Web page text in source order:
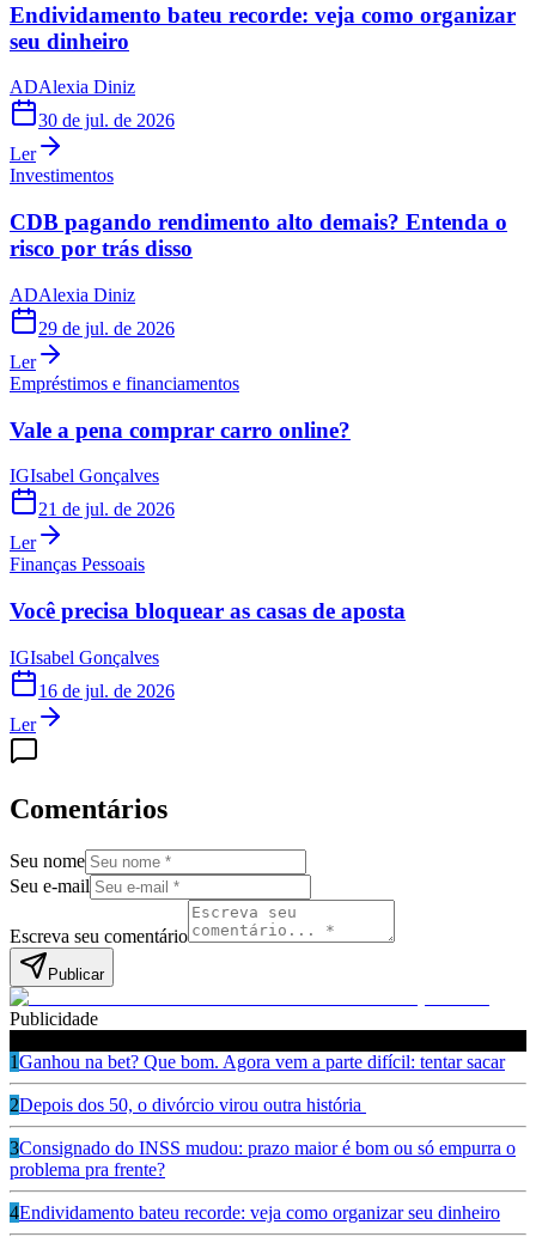
Endividamento bateu recorde: veja como organizar
seu dinheiro
ADAlexia Diniz
30 de jul. de 2026
Ler
Investimentos
CDB pagando rendimento alto demais? Entenda o
risco por trás disso
ADAlexia Diniz
29 de jul. de 2026
Ler
Empréstimos e financiamentos
Vale a pena comprar carro online?
IGIsabel Gonçalves
21 de jul. de 2026
Ler
Finanças Pessoais
Você precisa bloquear as casas de aposta
IGIsabel Gonçalves
16 de jul. de 2026
Ler
Comentários
Seu nome
Seu e-mail
Escreva seu comentário
Publicar
Publicidade
1Ganhou na bet? Que bom. Agora vem a parte difícil: tentar sacar
2Depois dos 50, o divórcio virou outra história
3Consignado do INSS mudou: prazo maior é bom ou só empurra o
problema pra frente?
4Endividamento bateu recorde: veja como organizar seu dinheiro